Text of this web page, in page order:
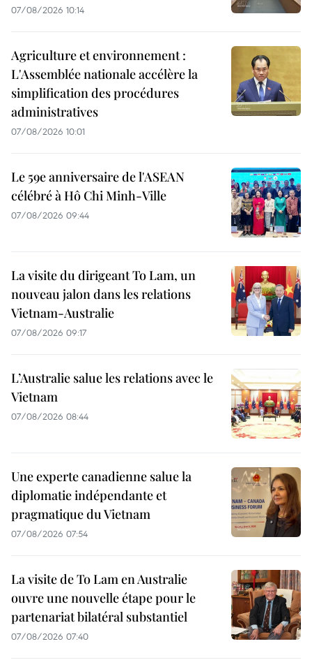
07/08/2026 10:14
Agriculture et environnement :
L'Assemblée nationale accélère la
simplification des procédures
administratives
07/08/2026 10:01
Le 59e anniversaire de l'ASEAN
célébré à Hô Chi Minh-Ville
07/08/2026 09:44
La visite du dirigeant To Lam, un
nouveau jalon dans les relations
Vietnam-Australie
07/08/2026 09:17
L’Australie salue les relations avec le
Vietnam
07/08/2026 08:44
Une experte canadienne salue la
diplomatie indépendante et
pragmatique du Vietnam
07/08/2026 07:54
La visite de To Lam en Australie
ouvre une nouvelle étape pour le
partenariat bilatéral substantiel
07/08/2026 07:40